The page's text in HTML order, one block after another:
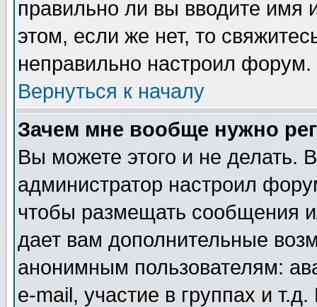
правильно ли вы вводите
этом, если же нет, то
неправильно настроил форум.
Вернуться к началу
Зачем мне вообще нужно
Вы можете этого и не делать.
администратор настроил
чтобы размещать сообщения
дает вам дополнительные
анонимным пользователям:
e-mail, участие в группах и